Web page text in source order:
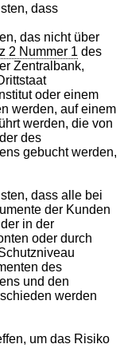
dass
das nicht über
2 Nummer 1 des
Zentralbank,
oder einem
werden, auf einem
werden, die von
des
gebucht werden,
dass alle bei
der Kunden
in der
oder durch
des
und den
werden
um das Risiko